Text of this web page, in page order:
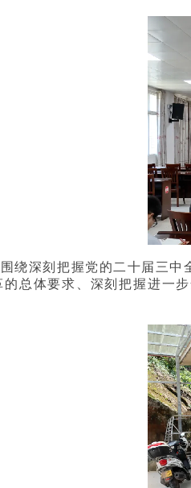
绕深刻把握党的二十届三
总体要求、深刻把握进一